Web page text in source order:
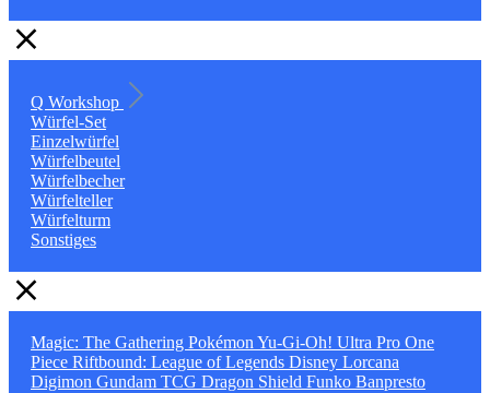
Q Workshop
Würfel-Set
Einzelwürfel
Würfelbeutel
Würfelbecher
Würfelteller
Würfelturm
Sonstiges
Magic: The Gathering Pokémon Yu-Gi-Oh! Ultra Pro One
Piece Riftbound: League of Legends Disney Lorcana
Digimon Gundam TCG Dragon Shield Funko Banpresto